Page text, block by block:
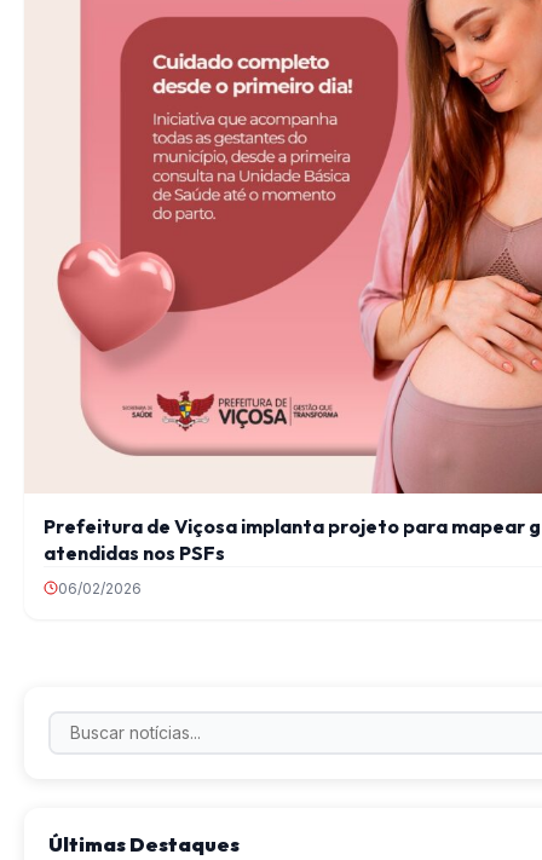
Prefeitura de Viçosa implanta projeto para mapear
atendidas nos PSFs
06/02/2026
Últimas Destaques